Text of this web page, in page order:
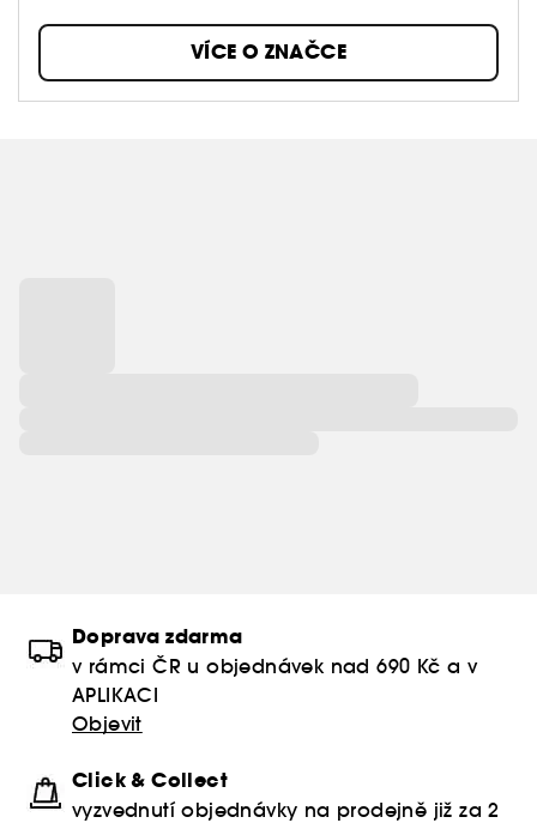
nanáší, poskytuje nastavitelné krytí a dodává obličeji
svěží vzhled, který podtrhne vaši skutečnou krásu.
VÍCE O ZNAČCE
Doprava zdarma
v rámci ČR u objednávek nad 690 Kč a v
APLIKACI
Objevit
Click & Collect
vyzvednutí objednávky na prodejně již za 2